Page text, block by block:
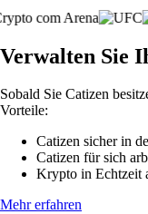
Verwalten Sie
Sobald Sie Catizen
Vorteile:
Catizen sicher in
Catizen für sich
Krypto in Echtzeit
Mehr erfahren